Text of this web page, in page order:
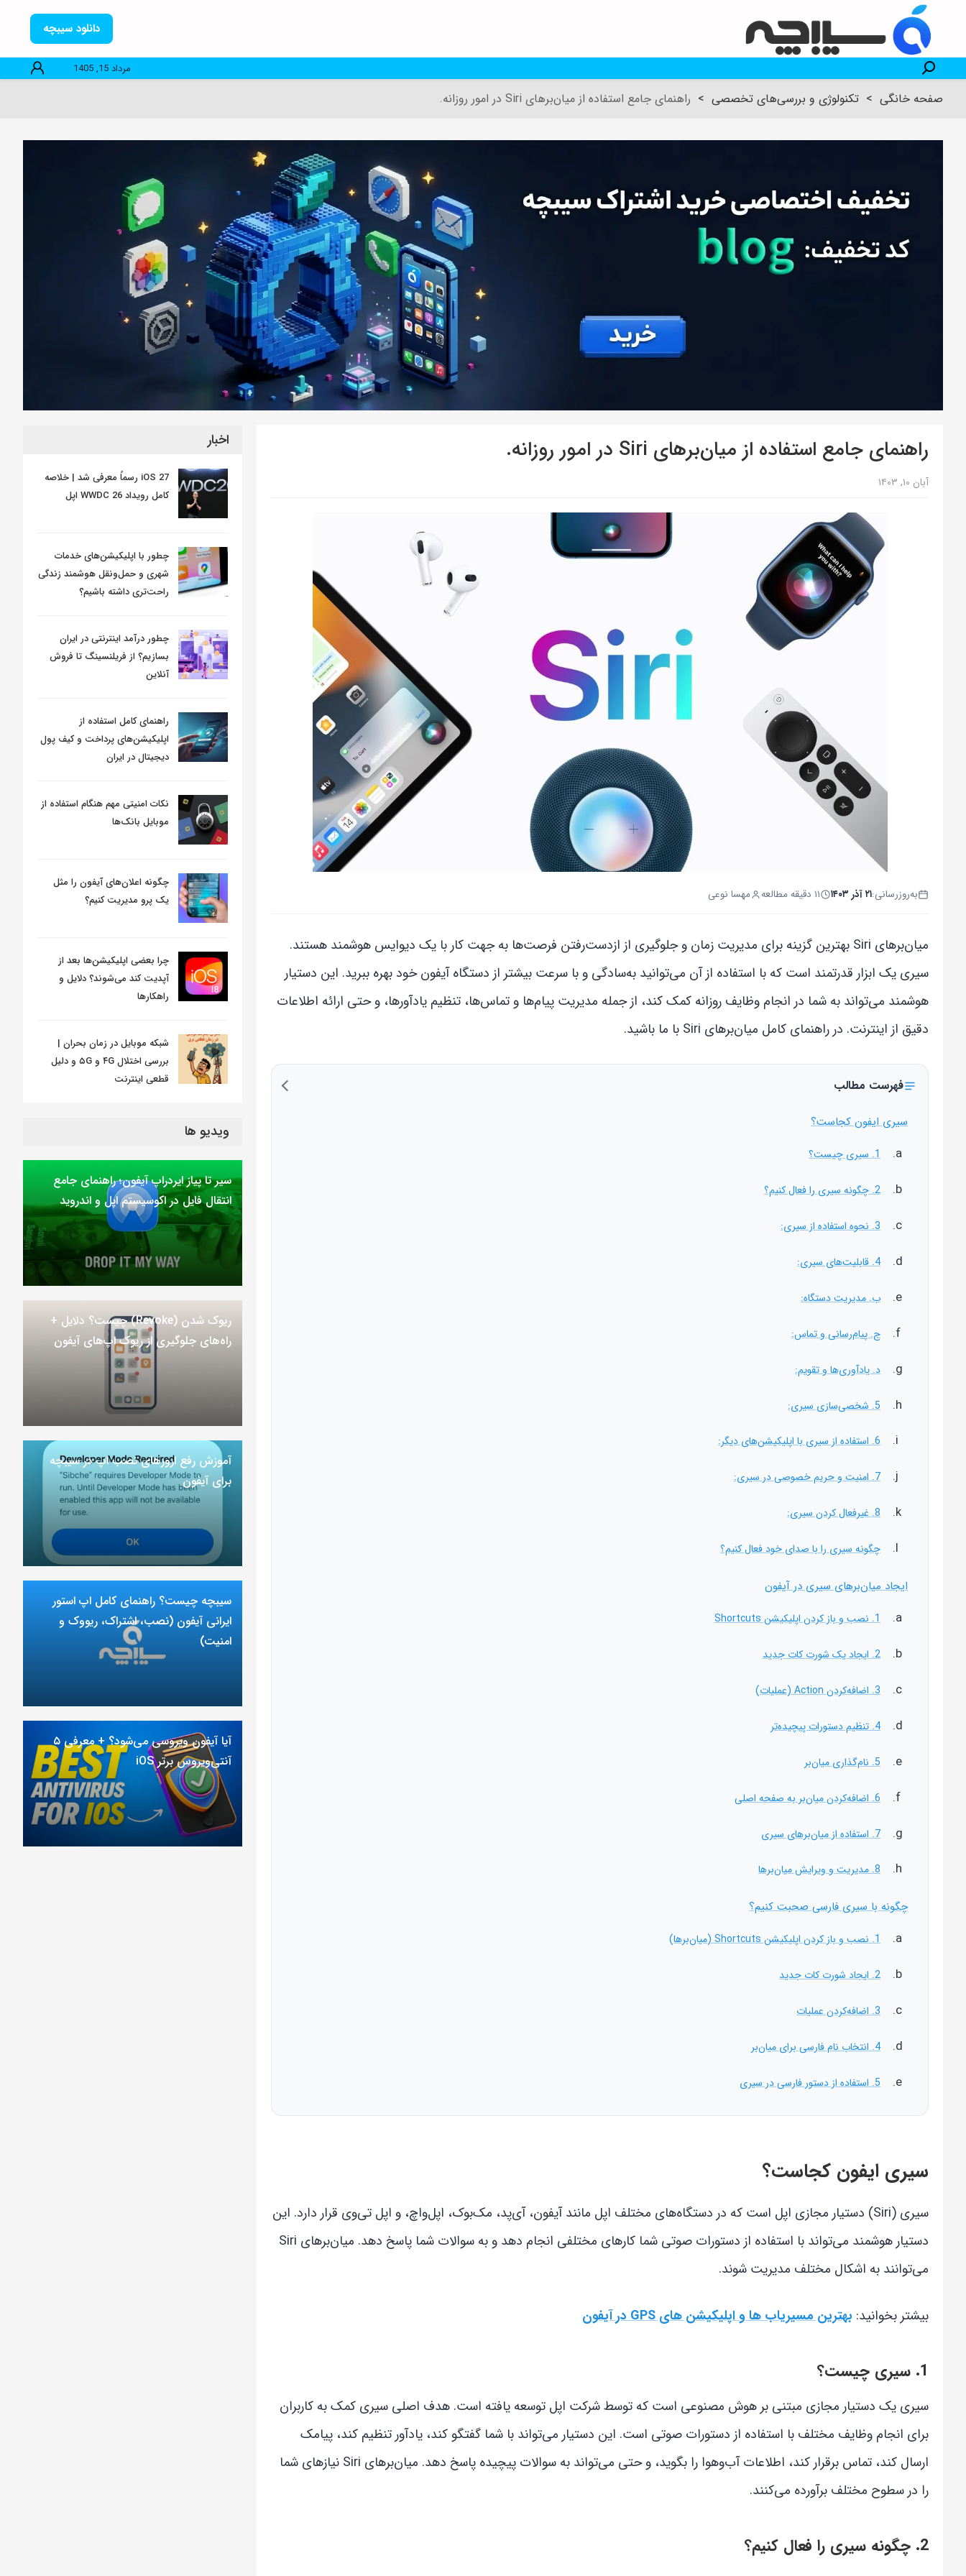
دانلود سیبچه
مرداد 15, 1405
صفحه خانگی > تکنولوژی و بررسی‌های تخصصی > راهنمای جامع استفاده از میان‌برهای Siri در امور روزانه.
راهنمای جامع استفاده از میان‌برهای Siri در امور روزانه.
آبان ۱۰, ۱۴۰۳
به‌روزرسانی:۲۱ آذر ۱۴۰۳ ۱۱ دقیقه مطالعه مهسا نوعی
میان‌برهای Siri بهترین گزینه برای مدیریت زمان و جلوگیری از ازدست‌رفتن فرصت‌ها به جهت کار با یک دیوایس هوشمند هستند.
سیری یک ابزار قدرتمند است که با استفاده از آن می‌توانید به‌سادگی و با سرعت بیشتر از دستگاه آیفون خود بهره ببرید. این دستیار
هوشمند می‌تواند به شما در انجام وظایف روزانه کمک کند، از جمله مدیریت پیام‌ها و تماس‌ها، تنظیم یادآورها، و حتی ارائه اطلاعات
دقیق از اینترنت. در راهنمای کامل میان‌برهای Siri با ما باشید.
فهرست مطالب
سیری ایفون کجاست؟
1. سیری چیست؟
2. چگونه سیری را فعال کنیم؟
3. نحوه استفاده از سیری:
4. قابلیت‌های سیری:
ب. مدیریت دستگاه:
ج. پیام‌رسانی و تماس:
د. یادآوری‌ها و تقویم:
5. شخصی‌سازی سیری:
6. استفاده از سیری با اپلیکیشن‌های دیگر:
7. امنیت و حریم خصوصی در سیری:
8. غیرفعال کردن سیری:
چگونه سیری را با صدای خود فعال کنیم؟
ایجاد میان‌برهای سیری در آیفون
1. نصب و باز کردن اپلیکیشن Shortcuts
2. ایجاد یک شورت کات جدید
3. اضافه‌کردن Action (عملیات)
4. تنظیم دستورات پیچیده‌تر
5. نام‌گذاری میان‌بر
6. اضافه‌کردن میان‌بر به صفحه اصلی
7. استفاده از میان‌برهای سیری
8. مدیریت و ویرایش میان‌برها
چگونه با سیری فارسی صحبت کنیم؟
1. نصب و باز کردن اپلیکیشن Shortcuts (میان‌برها)
2. ایجاد شورت کات جدید
3. اضافه‌کردن عملیات
4. انتخاب نام فارسی برای میان‌بر
5. استفاده از دستور فارسی در سیری
سیری ایفون کجاست؟
سیری (Siri) دستیار مجازی اپل است که در دستگاه‌های مختلف اپل مانند آیفون، آی‌پد، مک‌بوک، اپل‌واچ، و اپل تی‌وی قرار دارد. این
دستیار هوشمند می‌تواند با استفاده از دستورات صوتی شما کارهای مختلفی انجام دهد و به سوالات شما پاسخ دهد. میان‌برهای Siri
می‌توانند به اشکال مختلف مدیریت شوند.
بیشتر بخوانید: بهترین مسیریاب ها و اپلیکیشن های GPS در آیفون
1. سیری چیست؟
سیری یک دستیار مجازی مبتنی بر هوش مصنوعی است که توسط شرکت اپل توسعه یافته است. هدف اصلی سیری کمک به کاربران
برای انجام وظایف مختلف با استفاده از دستورات صوتی است. این دستیار می‌تواند با شما گفتگو کند، یادآور تنظیم کند، پیامک
ارسال کند، تماس برقرار کند، اطلاعات آب‌وهوا را بگوید، و حتی می‌تواند به سوالات پیچیده پاسخ دهد. میان‌برهای Siri نیازهای شما
را در سطوح مختلف برآورده می‌کنند.
2. چگونه سیری را فعال کنیم؟
اخبار
iOS 27 رسماً معرفی شد | خلاصه
کامل رویداد WWDC 26 اپل
چطور با اپلیکیشن‌های خدمات
شهری و حمل‌ونقل هوشمند زندگی
راحت‌تری داشته باشیم؟
چطور درآمد اینترنتی در ایران
بسازیم؟ از فریلنسینگ تا فروش
آنلاین
راهنمای کامل استفاده از
اپلیکیشن‌های پرداخت و کیف پول
دیجیتال در ایران
نکات امنیتی مهم هنگام استفاده از
موبایل بانک‌ها
چگونه اعلان‌های آیفون را مثل
یک پرو مدیریت کنیم؟
چرا بعضی اپلیکیشن‌ها بعد از
آپدیت کند می‌شوند؟ دلایل و
راهکارها
شبکه موبایل در زمان بحران |
بررسی اختلال ۴G و ۵G و دلیل
قطعی اینترنت
ویدیو ها
سیر تا پیاز ایردراپ آیفون؛ راهنمای جامع
انتقال فایل در اکوسیستم اپل و اندروید
ریوک شدن (Revoke) چیست؟ دلایل +
راه‌های جلوگیری از ریوک اپ‌های آیفون
آموزش رفع ارور‌های نصب اپ در سیبچه
برای آیفون
سیبچه چیست؟ راهنمای کامل اپ استور
ایرانی آیفون (نصب، اشتراک، ریووک و
امنیت)
آیا آیفون ویروسی می‌شود؟ + معرفی ۵
آنتی‌ویروس برتر iOS